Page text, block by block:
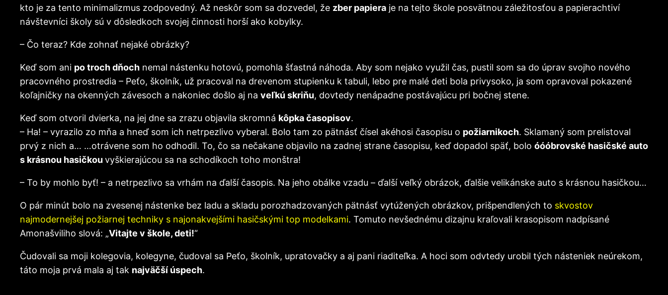
kto je za tento minimalizmus zodpovedný. Až neskôr som sa dozvedel, že zber papiera je na tejto škole posvätnou záležitosťou a papierachtiví
návštevníci školy sú v dôsledkoch svojej činnosti horší ako kobylky.
– Čo teraz? Kde zohnať nejaké obrázky?
Keď som ani po troch dňoch nemal nástenku hotovú, pomohla šťastná náhoda. Aby som nejako využil čas, pustil som sa do úprav svojho nového
pracovného prostredia – Peťo, školník, už pracoval na drevenom stupienku k tabuli, lebo pre malé deti bola privysoko, ja som opravoval pokazené
koľajničky na okenných závesoch a nakoniec došlo aj na veľkú skriňu, dovtedy nenápadne postávajúcu pri bočnej stene.
Keď som otvoril dvierka, na jej dne sa zrazu objavila skromná kôpka časopisov.
– Ha! – vyrazilo zo mňa a hneď som ich netrpezlivo vyberal. Bolo tam zo pätnásť čísel akéhosi časopisu o požiarnikoch. Sklamaný som prelistoval
prvý z nich a… …otrávene som ho odhodil. To, čo sa nečakane objavilo na zadnej strane časopisu, keď dopadol späť, bolo óóóbrovské hasičské auto
s krásnou hasičkou vyškierajúcou sa na schodíkoch toho monštra!
– To by mohlo byť! – a netrpezlivo sa vrhám na ďalší časopis. Na jeho obálke vzadu – ďalší veľký obrázok, ďalšie velikánske auto s krásnou hasičkou…
O pár minút bolo na zvesenej nástenke bez ladu a skladu porozhadzovaných pätnásť vytúžených obrázkov, prišpendlených to skvostov
najmodernejšej požiarnej techniky s najonakvejšími hasičskými top modelkami. Tomuto nevšednému dizajnu kraľovali krasopisom nadpísané
Amonašviliho slová: „Vitajte v škole, deti!“
Čudovali sa moji kolegovia, kolegyne, čudoval sa Peťo, školník, upratovačky a aj pani riaditeľka. A hoci som odvtedy urobil tých násteniek neúrekom,
táto moja prvá mala aj tak najväčší úspech.